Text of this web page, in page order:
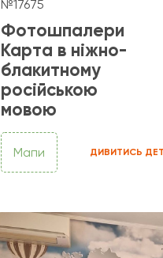
№17675
Фотошпалери
Карта в ніжно-
блакитному
російською
мовою
Мапи ДИВИТИСЬ